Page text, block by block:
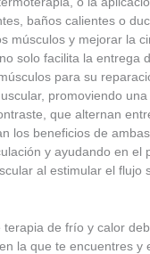
baños calientes o
músculos y mejorar la
solo facilita la entrega
para su
promoviendo
que alternan
los beneficios de
y ayudando en el
al estimular el flujo
terapia de frío y calor
la que te encuentres y